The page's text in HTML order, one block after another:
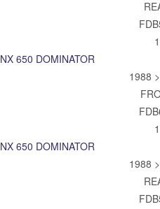
1
NX 650 DOMINATOR
1988
1
NX 650 DOMINATOR
1988